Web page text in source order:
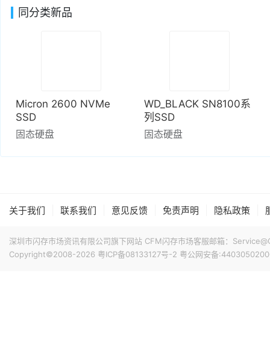
同分类新品
Micron 2600 NVMe
SSD
固态硬盘
WD_BLACK SN8100系
列SSD
固态硬盘
关于我们 联系我们 意见反馈 免责声明 隐私政策
深圳市闪存市场资讯有限公司旗下网站 CFM闪存市场客服邮箱：
Copyright©2008-2026 粤ICP备08133127号-2 粤公网安备